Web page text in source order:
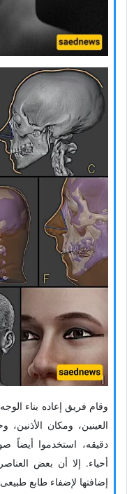
وقام فریق إعاده بناء
العینین، ومکان
أحیاء. إلا أن بعض
إضافتها لإضفاء طابع طبیعی